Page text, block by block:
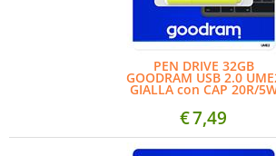
PEN DRIVE 32GB
GOODRAM USB 2.0
GIALLA con CAP 20R/
€7,49